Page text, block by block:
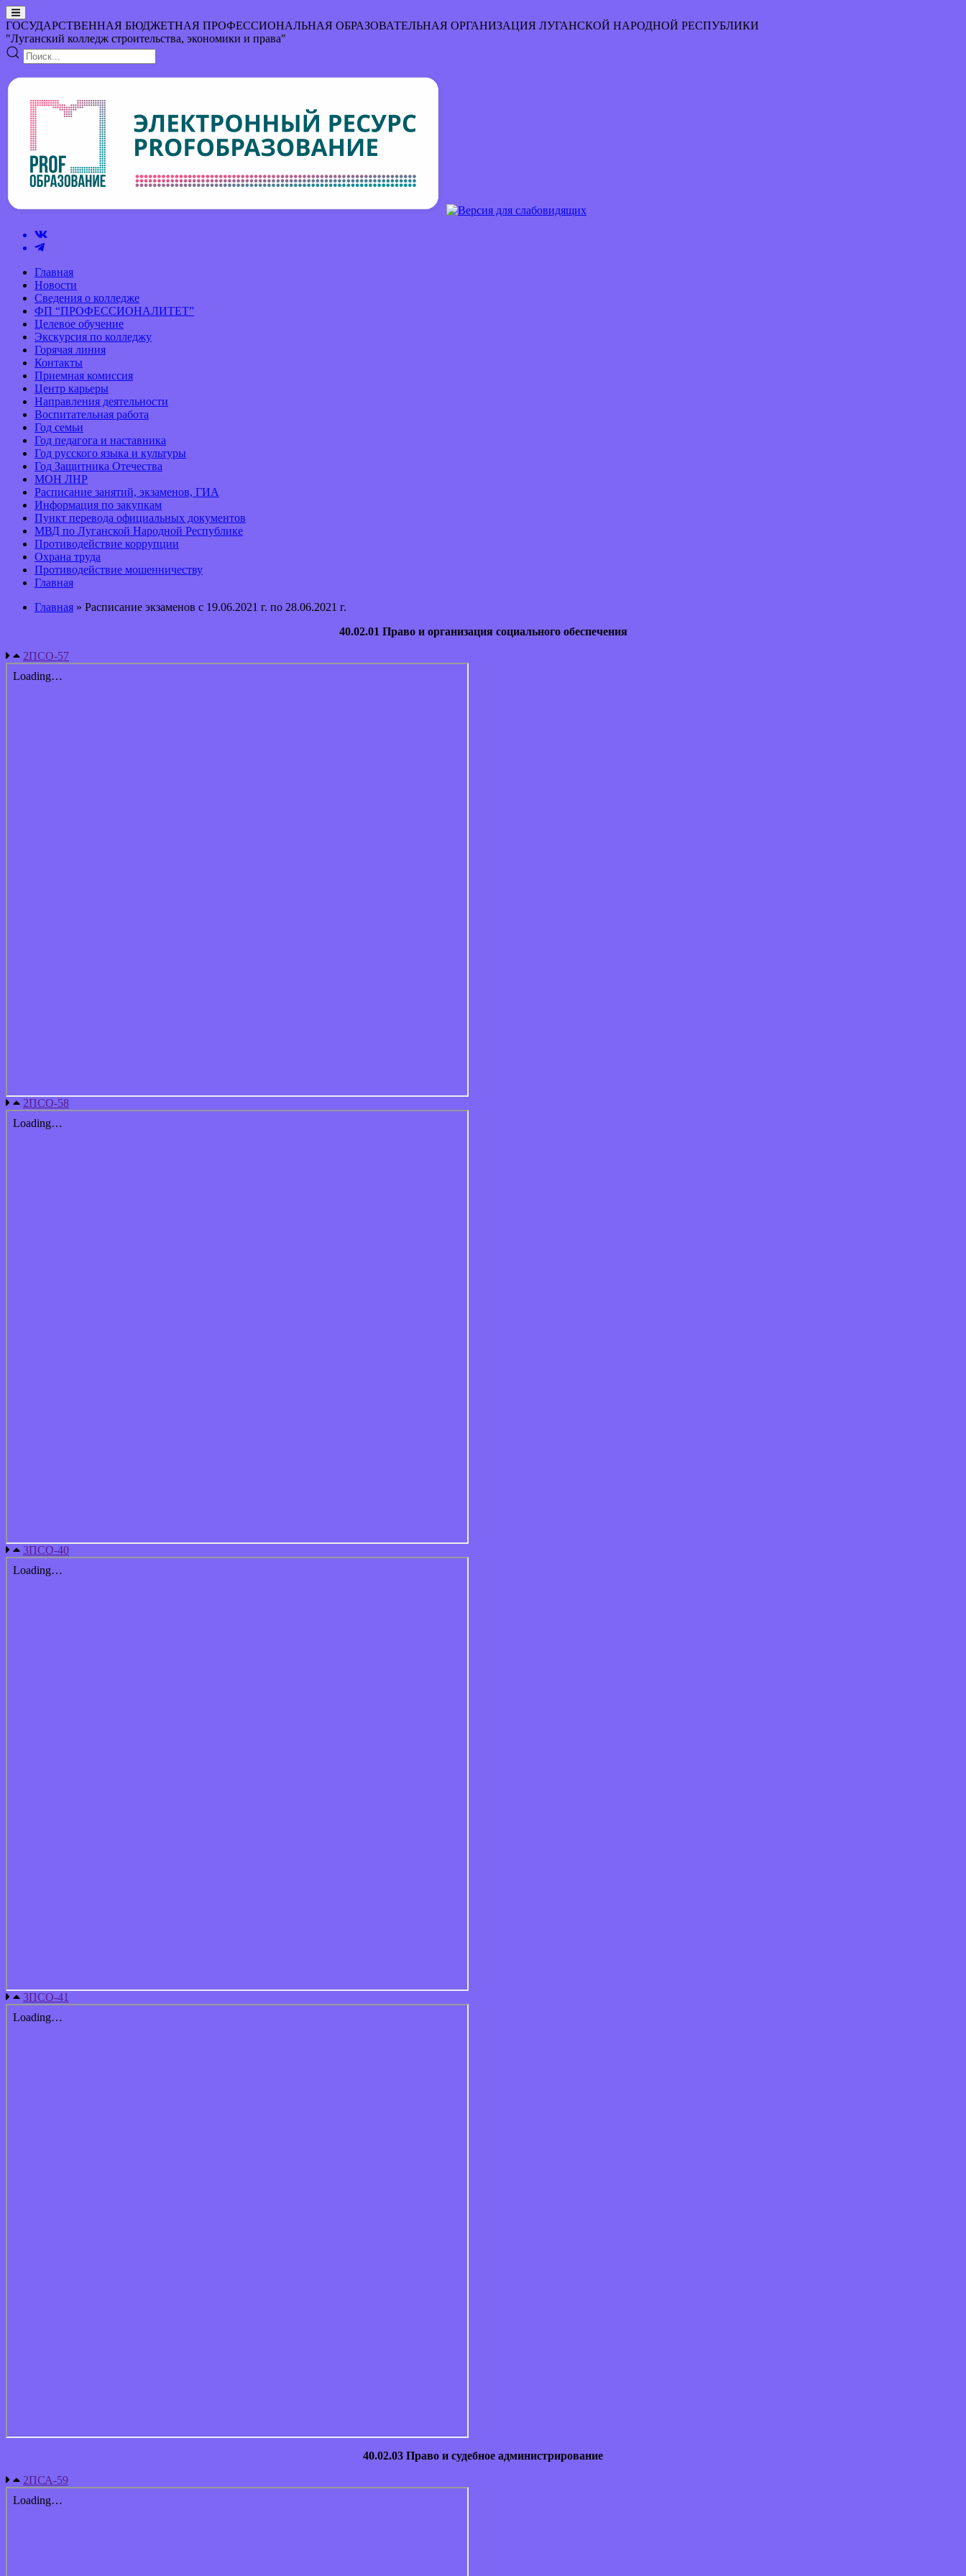
ГОСУДАРСТВЕННАЯ БЮДЖЕТНАЯ ПРОФЕССИОНАЛЬНАЯ ОБРАЗОВАТЕЛЬНАЯ ОРГАНИЗАЦИЯ ЛУГАНСКОЙ НАРОДНОЙ РЕСПУБЛИКИ
"Луганский колледж строительства, экономики и права"
Главная
Новости
Сведения о колледже
ФП “ПРОФЕССИОНАЛИТЕТ”
Целевое обучение
Экскурсия по колледжу
Горячая линия
Контакты
Приемная комиссия
Центр карьеры
Направления деятельности
Воспитательная работа
Год семьи
Год педагога и наставника
Год русского языка и культуры
Год Защитника Отечества
МОН ЛНР
Расписание занятий, экзаменов, ГИА
Информация по закупкам
Пункт перевода официальных документов
МВД по Луганской Народной Республике
Противодействие коррупции
Охрана труда
Противодействие мошенничеству
Главная
Главная » Расписание экзаменов с 19.06.2021 г. по 28.06.2021 г.
40.02.01 Право и организация социального обеспечения
2ПСО-57
2ПСО-58
3ПСО-40
3ПСО-41
40.02.03 Право и судебное администрирование
2ПСА-59